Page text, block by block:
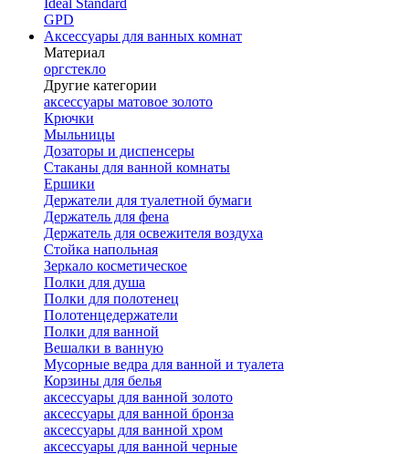
Ideal Standard
GPD
Аксессуары для ванных комнат
Материал
оргстекло
Другие категории
аксессуары матовое золото
Крючки
Мыльницы
Дозаторы и диспенсеры
Стаканы для ванной комнаты
Ершики
Держатели для туалетной бумаги
Держатель для фена
Держатель для освежителя воздуха
Стойка напольная
Зеркало косметическое
Полки для душа
Полки для полотенец
Полотенцедержатели
Полки для ванной
Вешалки в ванную
Мусорные ведра для ванной и туалета
Корзины для белья
аксессуары для ванной золото
аксессуары для ванной бронза
аксессуары для ванной хром
аксессуары для ванной черные